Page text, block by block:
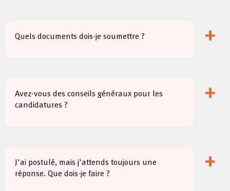
Quels documents dois-je soumettre ? +
Avez-vous des conseils généraux pour les
candidatures ?
+
J'ai postulé, mais j'attends toujours une
réponse. Que dois-je faire ?
+